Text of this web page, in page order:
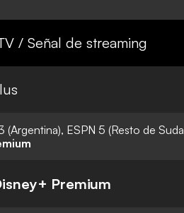
/ Señal de streaming
(Argentina), ESPN 5 (Resto de
Premium